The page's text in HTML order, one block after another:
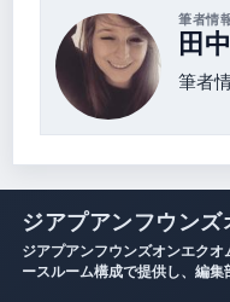
筆者情
田
筆者
ジアプアンフウンズ
ジアプアンフウンズオンエク
ースルーム構成で提供し、編集